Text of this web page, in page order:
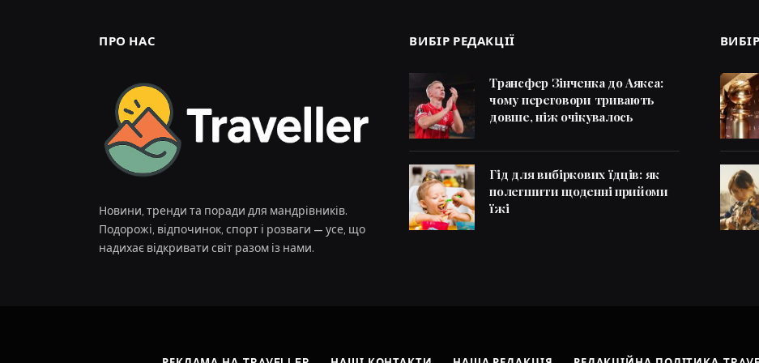
ПРО НАС
Новини, тренди та поради для мандрівників.
Подорожі, відпочинок, спорт і розваги — усе, що
надихає відкривати світ разом із нами.
ВИБІР РЕДАКЦІЇ
Трансфер Зінченка до Аякса:
чому переговори тривають
довше, ніж очікувалось
Гід для вибіркових їдців: як
полегшити щоденні прийоми
їжі